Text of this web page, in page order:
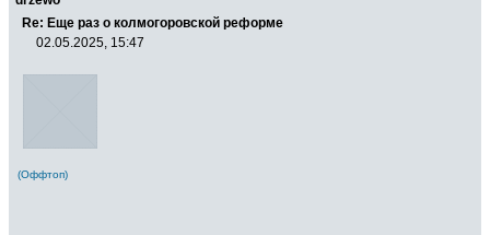
Re: Еще раз о колмогоровской реформе
02.05.2025, 15:47
(Оффтоп)